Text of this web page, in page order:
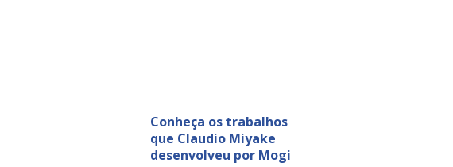
Conheça os trabalhos
que Claudio Miyake
desenvolveu por Mogi